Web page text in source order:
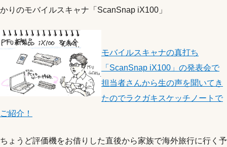
かりのモバイルスキャナ「ScanSnap iX100」
モバイルスキャナの真打ち
「ScanSnap iX100」の発表会で
担当者さんから生の声を聞いてき
たのでラクガキスケッチノートで
ご紹介！
ちょうど評価機をお借りした直後から家族で海外旅行に行く予